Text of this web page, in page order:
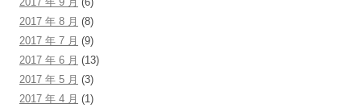
2017 年 8 月 (8)
2017 年 7 月 (9)
2017 年 6 月 (13)
2017 年 5 月 (3)
2017 年 4 月 (1)